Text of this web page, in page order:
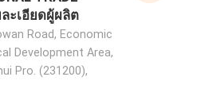
ละเอียดผู้ผลิต
Road, Economic
Development Area,
Pro. (231200),